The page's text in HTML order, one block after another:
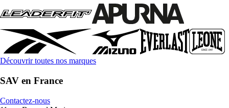
Découvrir toutes nos marques
SAV en France
Contactez-nous